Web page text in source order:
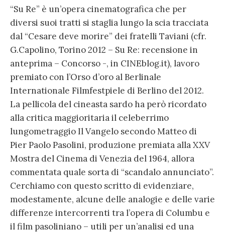
“Su Re” è un’opera cinematografica che per
diversi suoi tratti si staglia lungo la scia tracciata
dal “Cesare deve morire” dei fratelli Taviani (cfr.
G.Capolino, Torino 2012 – Su Re: recensione in
anteprima – Concorso -, in CINEblog.it), lavoro
premiato con l’Orso d’oro al Berlinale
Internationale Filmfestpiele di Berlino del 2012.
La pellicola del cineasta sardo ha però ricordato
alla critica maggioritaria il celeberrimo
lungometraggio Il Vangelo secondo Matteo di
Pier Paolo Pasolini, produzione premiata alla XXV
Mostra del Cinema di Venezia del 1964, allora
commentata quale sorta di “scandalo annunciato”.
Cerchiamo con questo scritto di evidenziare,
modestamente, alcune delle analogie e delle varie
differenze intercorrenti tra l’opera di Columbu e
il film pasoliniano – utili per un’analisi ed una